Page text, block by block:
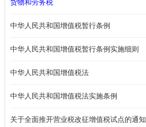
货物和劳务税
中华人民共和国增值税暂行条例
中华人民共和国增值税暂行条例实施细则
中华人民共和国增值税法
中华人民共和国增值税法实施条例
关于全面推开营业税改征增值税试点的通知